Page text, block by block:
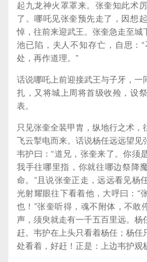
起九龙神火罩罩来。张奎知此术
了。哪吒见张奎预先走了，因想
悼，往前来迎武王。张奎急走至城
池已陷，夫人不知存亡，自思：
处，再作道理。”
话说哪吒上前迎接武王与子牙，一
扎，又将城上周将首级收殓，设
表。
只见张奎全装甲胄，纵地行之术，
飞云掣电而来。话说杨任远远望见
韦护曰：“道兄，张奎来了。你须
我手往哪里指，你就往哪边祭降
命。”且说张奎正走，远远看见杨
光射耀眼往下看着他，大呼曰：“
也！”张奎听得，魂不附体，不敢
声，须臾就走有一千五百里远。杨
赶。韦护在上头只看着杨任；杨任
处看着，好赶！正是：上边韦护观